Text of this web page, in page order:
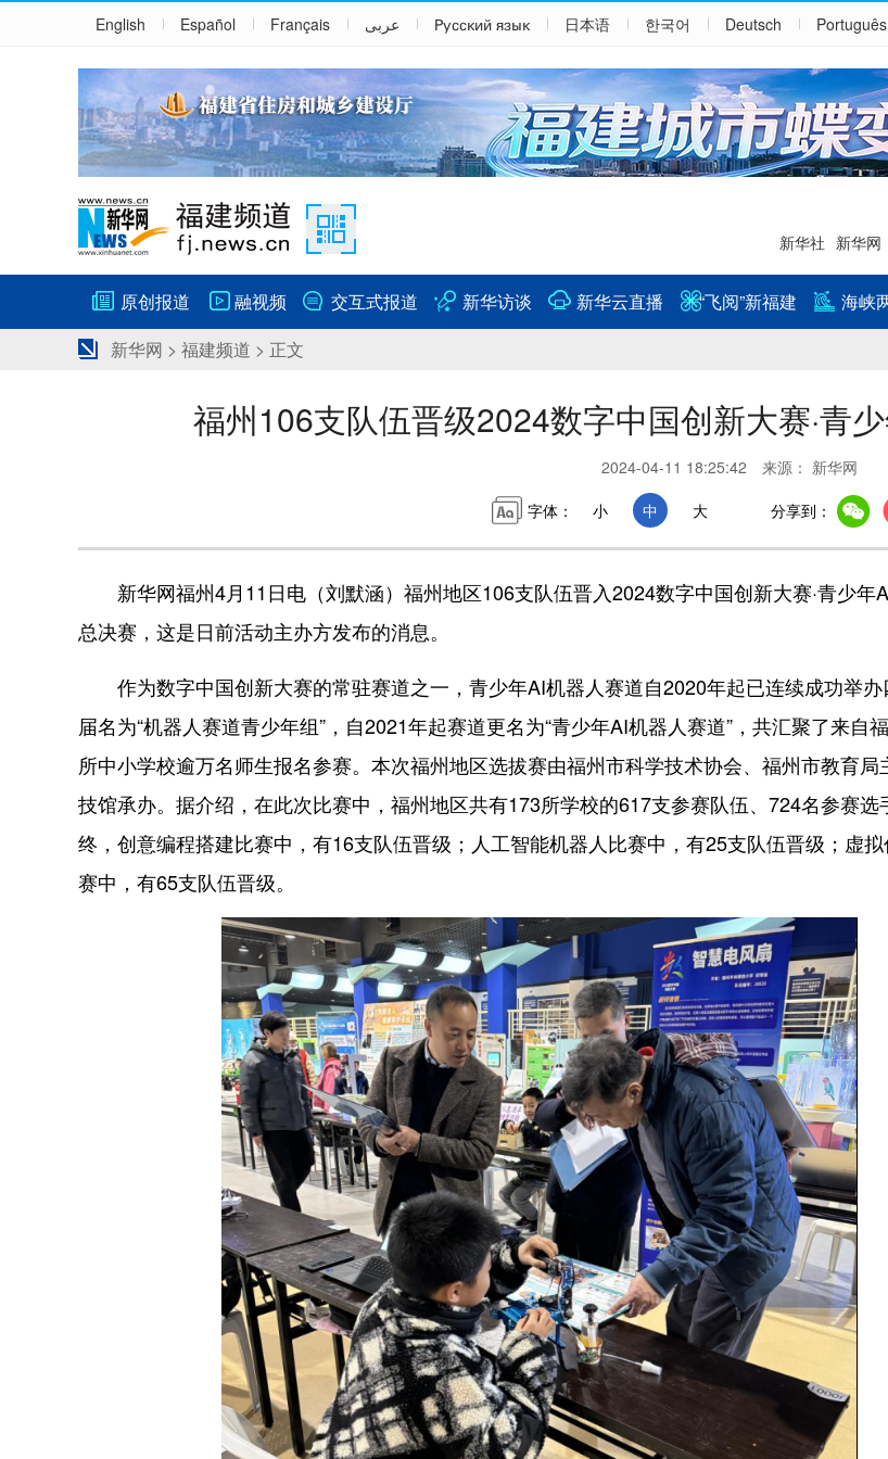
English Español Français عربى Русский язык 日本语 한국어 Deutsch Português
新华社 新华网
原创报道 融视频 交互式报道 新华访谈 新华云直播 “飞阅”新福建 海峡
新华网 > 福建频道 > 正文
福州106支队伍晋级2024数字中国创新大赛·青
2024-04-11 18:25:42 来源： 新华网
字体：
小 中 大 分享到：
新华网福州4月11日电（刘默涵）福州地区106支队伍晋入2024数字中国创新大赛·青少年
总决赛，这是日前活动主办方发布的消息。
作为数字中国创新大赛的常驻赛道之一，青少年AI机器人赛道自2020年起已连续成功举办
届名为“机器人赛道青少年组”，自2021年起赛道更名为“青少年AI机器人赛道”，共汇聚了来自
所中小学校逾万名师生报名参赛。本次福州地区选拔赛由福州市科学技术协会、福州市教育局
技馆承办。据介绍，在此次比赛中，福州地区共有173所学校的617支参赛队伍、724名参赛选
终，创意编程搭建比赛中，有16支队伍晋级；人工智能机器人比赛中，有25支队伍晋级；虚
赛中，有65支队伍晋级。